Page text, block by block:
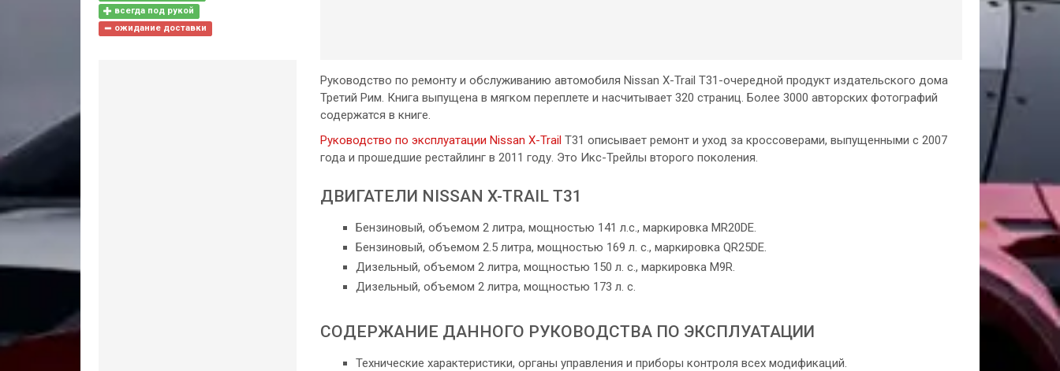
Руководство по ремонту и обслуживанию автомобиля Nissan X-Trail T31-очередной продукт издательского дома
Третий Рим. Книга выпущена в мягком переплете и насчитывает 320 страниц. Более 3000 авторских фотографий
содержатся в книге.
Руководство по эксплуатации Nissan X-Trail T31 описывает ремонт и уход за кроссоверами, выпущенными с 2007
года и прошедшие рестайлинг в 2011 году. Это Икс-Трейлы второго поколения.
ДВИГАТЕЛИ NISSAN X-TRAIL T31
Бензиновый, объемом 2 литра, мощностью 141 л.с., маркировка MR20DE.
Бензиновый, объемом 2.5 литра, мощностью 169 л. с., маркировка QR25DE.
Дизельный, объемом 2 литра, мощностью 150 л. с., маркировка М9R.
Дизельный, объемом 2 литра, мощностью 173 л. с.
СОДЕРЖАНИЕ ДАННОГО РУКОВОДСТВА ПО ЭКСПЛУАТАЦИИ
Технические характеристики, органы управления и приборы контроля всех модификаций.
всегда под рукой
ожидание доставки